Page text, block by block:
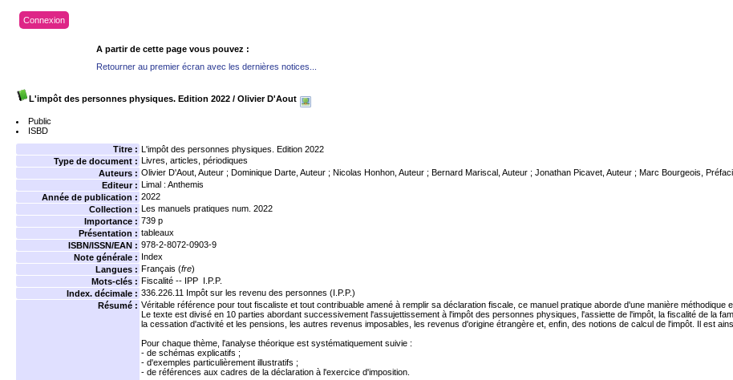
Connexion
A partir de cette page vous pouvez :
Retourner au premier écran avec les dernières notices...
L'impôt des personnes physiques. Edition 2022 / Olivier D'Aout
Public
ISBD
Titre : L'impôt des personnes physiques. Edition 2022
Type de document : Livres, articles, périodiques
Auteurs : Olivier D'Aout , Auteur ; Dominique Darte , Auteur ; Nicolas Honhon , Auteur ; Bernard Mariscal , Auteur ; Jonathan Picavet , Auteur ; Marc Bourgeois ,
Editeur : Limal : Anthemis
Année de publication : 2022
Collection : Les manuels pratiques num. 2022
Importance : 739 p
Présentation : tableaux
ISBN/ISSN/EAN : 978-2-8072-0903-9
Note générale : Index
Langues : Français (fre)
Mots-clés : Fiscalité -- IPP I.P.P.
Index. décimale : 336.226.11 Impôt sur les revenu des personnes (I.P.P.)
Résumé : Véritable référence pour tout fiscaliste et tout contribuable amené à remplir sa déclaration fiscale, ce manuel pratique aborde d'une manière
Le texte est divisé en 10 parties abordant successivement l'assujettissement à l'impôt des personnes physiques, l'assiette de l'impôt, la fiscalité de la
la cessation d'activité et les pensions, les autres revenus imposables, les revenus d'origine étrangère et, enfin, des notions de calcul de l'impôt. Il est
Pour chaque thème, l'analyse théorique est systématiquement suivie :
- de schémas explicatifs ;
- d'exemples particulièrement illustratifs ;
- de références aux cadres de la déclaration à l'exercice d'imposition.